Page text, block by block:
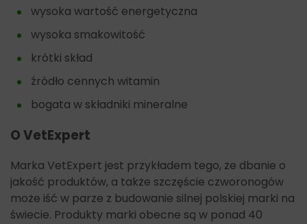
wysoka wartość energetyczna
wysoka smakowitość
krótki skład
źródło cennych witamin
bogata w składniki mineralne
O VetExpert
Marka VetExpert jest przykładem tego, że dbanie o
jakość produktów, a także szczęście czworonogów
może iść w parze z budowanie silnej polskiej marki na
świecie. Produkty marki obecne są w ponad 40